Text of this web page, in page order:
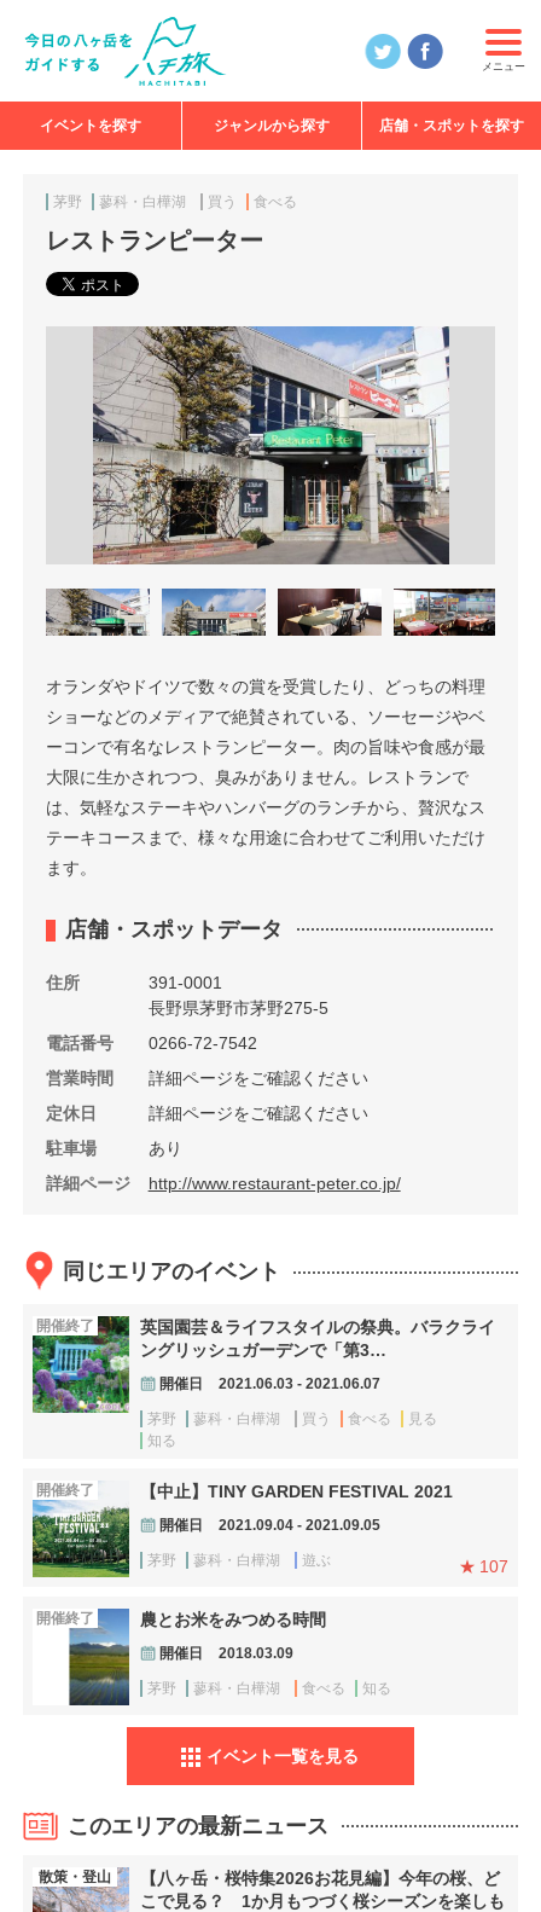
メニュー
イベントを探す ジャンルから探す 店舗・スポットを探す
茅野 蓼科・白樺湖 買う 食べる
レストランピーター
オランダやドイツで数々の賞を受賞したり、どっちの料理
ショーなどのメディアで絶賛されている、ソーセージやベ
ーコンで有名なレストランピーター。肉の旨味や食感が最
大限に生かされつつ、臭みがありません。レストランで
は、気軽なステーキやハンバーグのランチから、贅沢なス
テーキコースまで、様々な用途に合わせてご利用いただけ
ます。
店舗・スポットデータ
住所
391-0001
長野県茅野市茅野275-5
電話番号
0266-72-7542
営業時間
詳細ページをご確認ください
定休日
詳細ページをご確認ください
駐車場
あり
詳細ページ
http://www.restaurant-peter.co.jp/
同じエリアのイベント
開催終了
英国園芸＆ライフスタイルの祭典。バラクライ
ングリッシュガーデンで「第3…
開催日 2021.06.03 - 2021.06.07
茅野 蓼科・白樺湖 買う 食べる
見る
知る
開催終了 【中止】TINY GARDEN FESTIVAL 2021
開催日 2021.09.04 - 2021.09.05
茅野 蓼科・白樺湖 遊ぶ 107
開催終了 農とお米をみつめる時間
開催日 2018.03.09
茅野 蓼科・白樺湖 食べる 知る
イベント一覧を見る
このエリアの最新ニュース
散策・登山
【八ヶ岳・桜特集2026お花見編】今年の桜、ど
こで見る？ 1か月もつづく桜シーズンを楽しも